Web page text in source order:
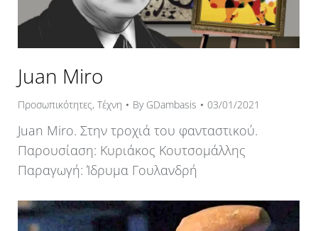
Juan Miro
Προσωπικότητες, Τέχνη By GDambasis 03/01/2021
Juan Miro. Στην τροχιά του φανταστικού.
Παρουσίαση: Κυριάκος Κουτσομάλλης
Παραγωγή: Ίδρυμα Γουλανδρή